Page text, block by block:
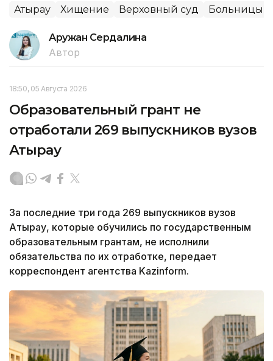
Атырау Хищение Верховный суд Больницы
Аружан Сердалина
Автор
18:50, 05 Августа 2026
Образовательный грант не
отработали 269 выпускников вузов
Атырау
За последние три года 269 выпускников вузов
Атырау, которые обучились по государственным
образовательным грантам, не исполнили
обязательства по их отработке, передает
корреспондент агентства Kazinform.